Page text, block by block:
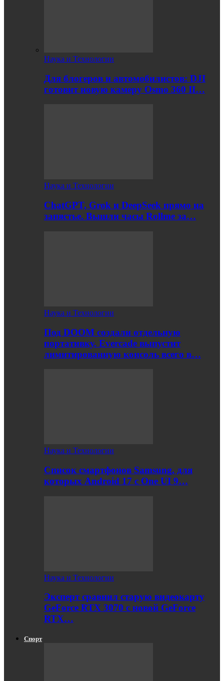
Наука и Технологии
Для блогеров и автомобилистов: DJI
готовит новую камеру Osmo 360 II…
Наука и Технологии
ChatGPT, Grok и DeepSeek прямо на
запястье. Вышли часы Rollme за…
Наука и Технологии
Под DOOM создали отдельную
портативку. Evercade выпустит
лимитированную консоль всего в…
Наука и Технологии
Список смартфонов Samsung, для
которых Android 17 с One UI 9…
Наука и Технологии
Эксперт сравнил старую видеокарту
GeForce RTX 3070 с новой GeForce
RTX…
Спорт